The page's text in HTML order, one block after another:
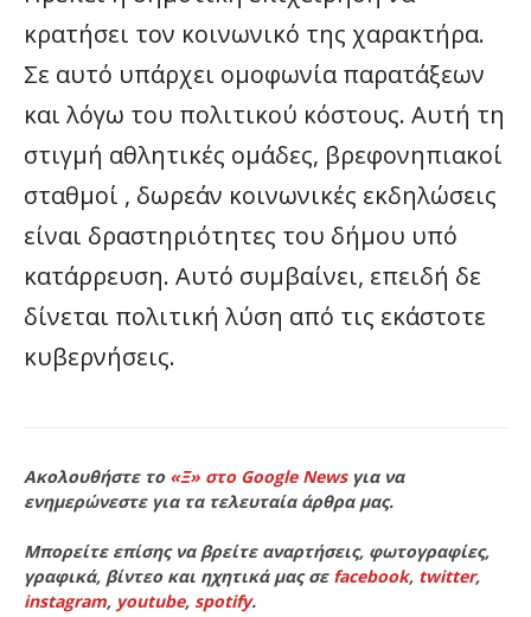
κρατήσει τον κοινωνικό της χαρακτήρα.
Σε αυτό υπάρχει ομοφωνία παρατάξεων
και λόγω του πολιτικού κόστους. Αυτή τη
στιγμή αθλητικές ομάδες, βρεφονηπιακοί
σταθμοί , δωρεάν κοινωνικές εκδηλώσεις
είναι δραστηριότητες του δήμου υπό
κατάρρευση. Αυτό συμβαίνει, επειδή δε
δίνεται πολιτική λύση από τις εκάστοτε
κυβερνήσεις.
Ακολουθήστε το «Ξ» στο Google Newsγια να
ενημερώνεστε για τα τελευταία άρθρα μας.
Μπορείτε επίσης να βρείτε αναρτήσεις, φωτογραφίες,
γραφικά, βίντεο και ηχητικά μας σε facebook, twitter,
instagram, youtube, spotify.